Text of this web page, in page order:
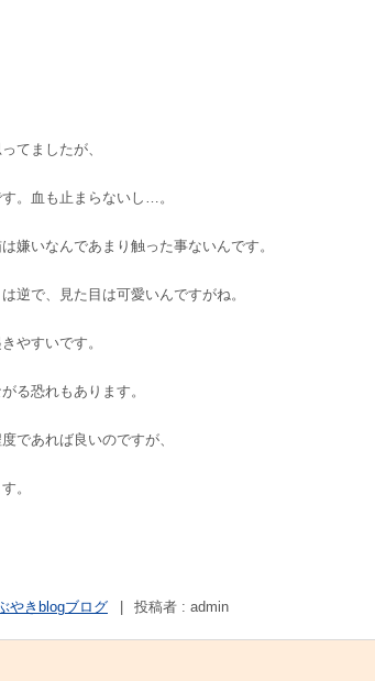
てましたが、
。血も止まらないし…。
嫌いなんであまり触った事ないんです。
逆で、見た目は可愛いんですがね。
やすいです。
る恐れもあります。
であれば良いのですが、
。
やきblogブログ 投稿者 : admin